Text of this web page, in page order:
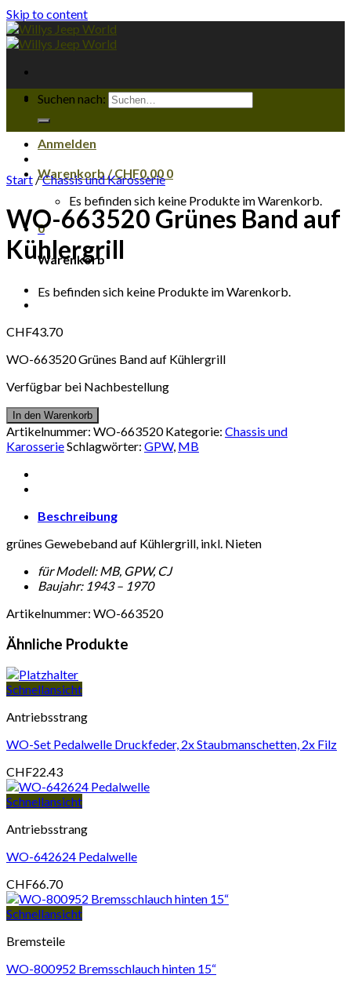
Skip to content
Suchen nach:
Anmelden
Warenkorb /CHF0.00 0
Es befinden sich keine Produkte im Warenkorb.
0
Warenkorb
Es befinden sich keine Produkte im Warenkorb.
Start /Chassis und Karosserie
WO-663520 Grünes Band auf
Kühlergrill
CHF43.70
WO-663520 Grünes Band auf Kühlergrill
Verfügbar bei Nachbestellung
In den Warenkorb
Artikelnummer: WO-663520 Kategorie: Chassis und
KarosserieSchlagwörter: GPW, MB
Beschreibung
grünes Gewebeband auf Kühlergrill, inkl. Nieten
für Modell: MB, GPW, CJ
Baujahr: 1943 – 1970
Artikelnummer: WO-663520
Ähnliche Produkte
Schnellansicht
Antriebsstrang
WO-Set Pedalwelle Druckfeder, 2x Staubmanschetten, 2x Filz
CHF22.43
Schnellansicht
Antriebsstrang
WO-642624 Pedalwelle
CHF66.70
Schnellansicht
Bremsteile
WO-800952 Bremsschlauch hinten 15“